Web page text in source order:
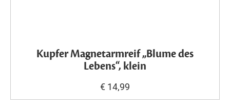
Kupfer Magnetarmreif „Blume des
Lebens“, klein
€ 14,99